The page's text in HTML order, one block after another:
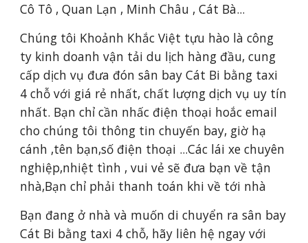
Cô Tô , Quan Lạn , Minh Châu , Cát Bà...
Chúng tôi Khoảnh Khắc Việt tựu hào là công
ty kinh doanh vận tải du lịch hàng đầu, cung
cấp dịch vụ đưa đón sân bay Cát Bi bằng taxi
4 chỗ với giá rẻ nhất, chất lượng dịch vụ uy tín
nhất. Bạn chỉ cần nhấc điện thoại hoắc email
cho chúng tôi thông tin chuyến bay, giờ hạ
cánh ,tên bạn,số điện thoại ...Các lái xe chuyên
nghiệp,nhiệt tình , vui vẻ sẽ đưa bạn về tận
nhà,Bạn chỉ phải thanh toán khi về tới nhà
Bạn đang ở nhà và muốn di chuyển ra sân bay
Cát Bi bằng taxi 4 chỗ, hãy liên hệ ngay với